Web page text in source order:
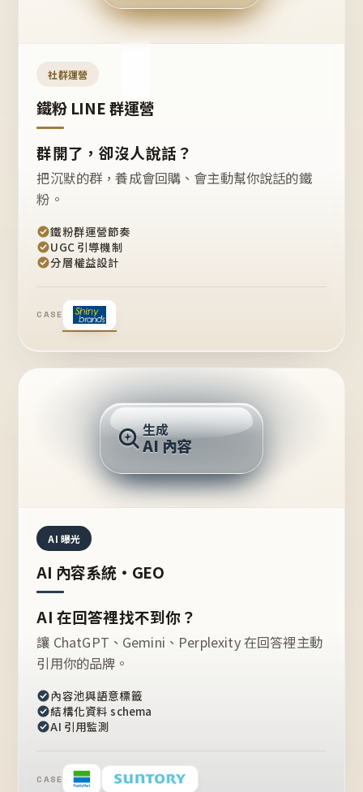
開團
嗎？
社群運營
鐵粉 LINE 群運營
群開了，卻沒人說話？
把沉默的群，養成會回購、會主動幫你說話的鐵
粉。
鐵粉群運營節奏
UGC 引導機制
分層權益設計
CASE
推薦的台灣品牌？
生成
AI 內容
AI 曝光
AI 內容系統・GEO
AI 在回答裡找不到你？
讓 ChatGPT、Gemini、Perplexity 在回答裡主動
引用你的品牌。
內容池與語意標籤
結構化資料 schema
AI 引用監測
CASE